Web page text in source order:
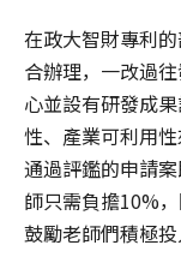
在政大智財專利
合辦理，一改過
心並設有研發成
性、產業可利用
通過評鑑的申請
師只需負擔10%
鼓勵老師們積極投